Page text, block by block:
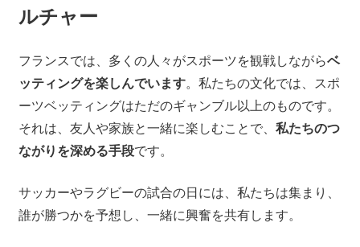
ルチャー
フランスでは、多くの人々がスポーツを観戦しながらベ
ッティングを楽しんでいます。私たちの文化では、スポ
ーツベッティングはただのギャンブル以上のものです。
それは、友人や家族と一緒に楽しむことで、 私たちのつ
ながりを深める手段です。
サッカーやラグビーの試合の日には、私たちは集まり、
誰が勝つかを予想し、一緒に興奮を共有します。